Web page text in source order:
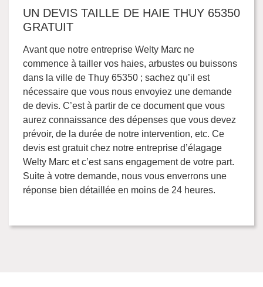
UN DEVIS TAILLE DE HAIE THUY 65350
GRATUIT
Avant que notre entreprise Welty Marc ne
commence à tailler vos haies, arbustes ou buissons
dans la ville de Thuy 65350 ; sachez qu’il est
nécessaire que vous nous envoyiez une demande
de devis. C’est à partir de ce document que vous
aurez connaissance des dépenses que vous devez
prévoir, de la durée de notre intervention, etc. Ce
devis est gratuit chez notre entreprise d’élagage
Welty Marc et c’est sans engagement de votre part.
Suite à votre demande, nous vous enverrons une
réponse bien détaillée en moins de 24 heures.